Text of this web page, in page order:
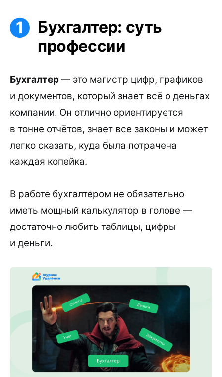
Бухгалтер: суть
профессии
Бухгалтер— это магистр цифр, графиков
и документов, который знает всё о деньгах
компании. Он отлично ориентируется
в тонне отчётов, знает все законы и может
легко сказать, куда была потрачена
каждая копейка.
В работе бухгалтером не обязательно
иметь мощный калькулятор в голове —
достаточно любить таблицы, цифры
и деньги.